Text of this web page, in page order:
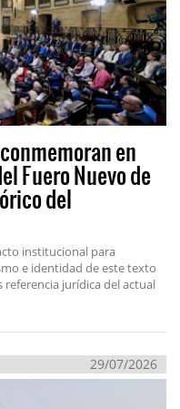
en
Fuero Nuevo de
del
institucional para
e identidad de este texto
referencia jurídica del actual
29/07/2026